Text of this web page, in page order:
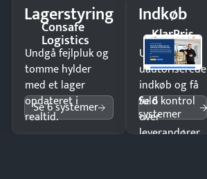
Lagerstyring
Consafe
Logistics
Undgå fejlpluk og
tomme hylder
med et lager
opdateret i
realtid.
Se 6 systemer
Indkøb
KlarPris
Undgå
uautoriserede
indkøb og få
fuld kontrol
over
leverandører
Se 6
systemer